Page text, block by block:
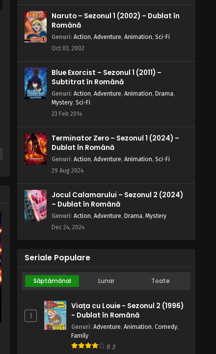
Naruto – Sezonul 1 (2002) – Dublat în
Română
Genuri: Action, Adventure, Animation, Sci-Fi
Oct 03, 2002
Blue Exorcist – Sezonul 1 (2011) –
Subtitrat în Română
Genuri: Action, Adventure, Animation, Drama,
Mystery, Sci-Fi
23 Feb 2014
Terminator Zero – Sezonul 1 (2024) –
Dublat în Română
Genuri: Action, Adventure, Animation, Sci-Fi
29 Aug 2024
Jocul Calamarului – Sezonul 2 (2024)
– Dublat în Română
Genuri: Action, Adventure, Drama, Mystery
Dec 24, 2024
Seriale Populare
Săptămânal Lunar Toate
1
Viața cu Louie - Sezonul 2 (1996)
- Dublat în Română
Genuri: Adventure, Animation, Comedy,
Family
8.3